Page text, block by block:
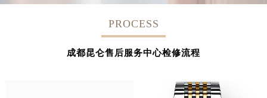
PROCESS
成都昆仑售后服务中心检修流程